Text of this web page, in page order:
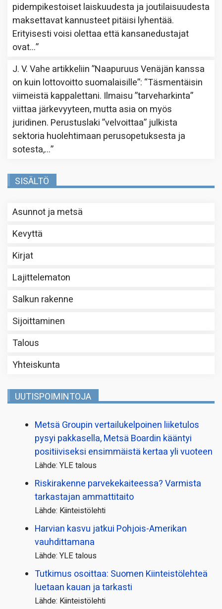
pidempikestoiset laiskuudesta ja joutilaisuudesta
maksettavat kannusteet pitäisi lyhentää.
Erityisesti voisi olettaa että kansanedustajat
ovat…”
J. V. Vahe artikkeliin”Naapuruus Venäjän kanssa
on kuin lottovoitto suomalaisille”: “Täsmentäisin
viimeistä kappalettani. Ilmaisu ”tarveharkinta”
viittaa järkevyyteen, mutta asia on myös
juridinen. Perustuslaki ”velvoittaa” julkista
sektoria huolehtimaan perusopetuksesta ja
sotesta,…”
SISÄLTÖ
Asunnot ja metsä
Kevyttä
Kirjat
Lajittelematon
Salkun rakenne
Sijoittaminen
Talous
Yhteiskunta
UUTISPOIMINTOJA
Metsä Groupin vertailu­kelpoinen liiketulos
pysyi pakkasella, Metsä Boardin kääntyi
positiiviseksi ensimmäistä kertaa yli vuoteen
Lähde: YLE talous
Riskirakenne parvekekaiteessa? Varmista
tarkastajan ammattitaito
Lähde: Kiinteistölehti
Harvian kasvu jatkui Pohjois-Amerikan
vauhdittamana
Lähde: YLE talous
Tutkimus osoittaa: Suomen Kiinteistölehteä
luetaan kauan ja tarkasti
Lähde: Kiinteistölehti